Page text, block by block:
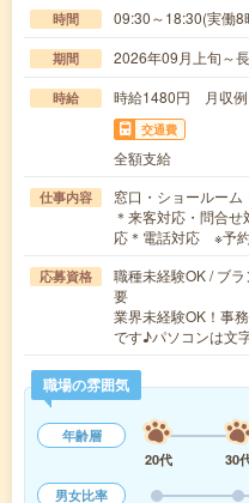
時間 09:30～18:30(実働
期間 2026年09月上旬～
時給 時給1480円 月収例
交通費
全額支給
仕事内容
窓口・ショールー
＊来客対応・問合
応＊電話対応 ※予
応募資格
職種未経験OK / ブ
要
業界未経験OK！事
です♪パソコンは文
職場の雰囲気
年齢層
20代
30
男女比率